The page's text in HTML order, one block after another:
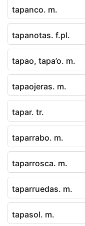
tapanco. m.
tapanotas. f.pl.
tapao, tapa’o. m.
tapaojeras. m.
tapar. tr.
taparrabo. m.
taparrosca. m.
taparruedas. m.
tapasol. m.